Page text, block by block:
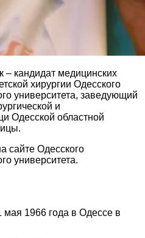
кандидат медицинских
хирургии Одесского
университета, заведующий
и
Одесской областной
сайте Одесского
университета.
1966 года в Одессе в